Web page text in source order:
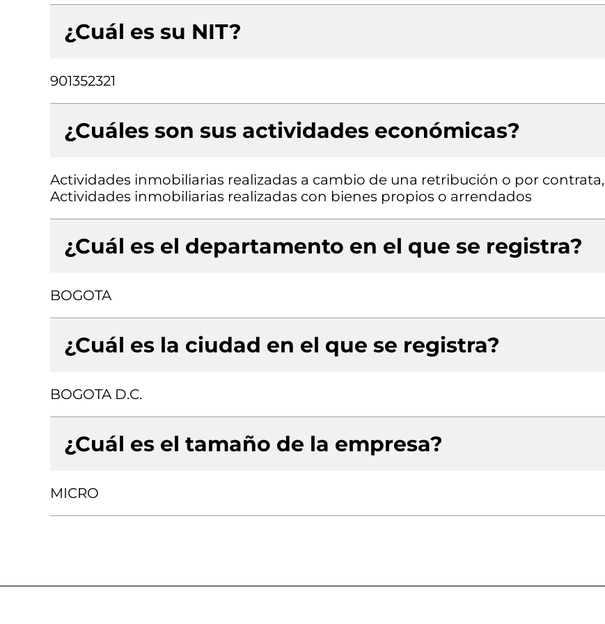
¿Cuál es su NIT?
901352321
¿Cuáles son sus actividades económicas?
Actividades inmobiliarias realizadas a cambio de una retribución o por contrata,
Actividades inmobiliarias realizadas con bienes propios o arrendados
¿Cuál es el departamento en el que se registra?
BOGOTA
¿Cuál es la ciudad en el que se registra?
BOGOTA D.C.
¿Cuál es el tamaño de la empresa?
MICRO